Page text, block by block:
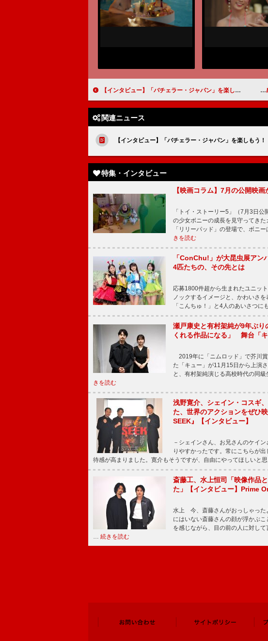
【インタビュー】「バチェラー・ジャパン」を楽しもう！ ４代目バチェラー黄皓
関連ニュース
【インタビュー】「バチェラー・ジャパン」を楽しもう
特集・インタビュー
【映画コラム】7月の公開映画
「トイ・ストーリー5」（7月3日
の少女ボニーの成長を見守ってき
「リリーパッド」の登場で、ボニ
きを読む
「ConChu!」が大昆虫展アン
4匹たちの、その先とは
応募1800件超から生まれたユニッ
ノックするイメージと、かわいさ
「こんちゅ！」と4人のあいさつ
瀬戸康史と有村架純が9年ぶ
くれる作品になる」 舞台「キ
2019年に「ニムロッド」で芥川
た「キュー」が11月15日から上演
と、有村架純演じる高校時代の同
きを読む
浅野寛介、シェイン・コスギ
た、世界のアクションをぜひ
SEEK』【インタビュー】
－シェインさん、お兄さんのケイ
りやすかったです。常にこちらが
待感が高まりました。寛介もそうですが、自由にやってほしいと
斎藤工、水上恒司「映像作品
た」【インタビュー】Prime
水上 今、斎藤さんがおっしゃった
にはいない斎藤さんの顔が浮かぶ
を感じながら、目の前の人に対し
… 続きを読む